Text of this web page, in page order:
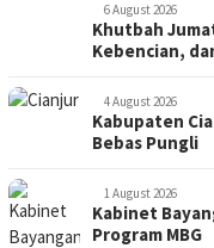
6 August 2026
Khutbah
Kebencian,
4 August 2026
Kabupaten
Bebas Pungli
1 August 2026
Kabinet
Program MBG